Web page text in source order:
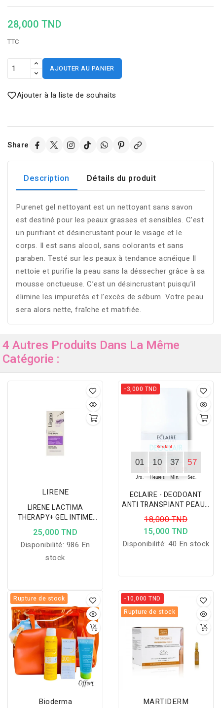
28,000 TND
TTC
AJOUTER AU PANIER
Ajouter à la liste de souhaits
Share
Description Détails du produit
Purenet gel nettoyant est un nettoyant sans savon
est destiné pour les peaux grasses et sensibles. C’est
un purifiant et désincrustant pour le visage et le
corps. Il est sans alcool, sans colorants et sans
paraben. Testé sur les peaux à tendance acnéique Il
nettoie et purifie la peau sans la déssecher grâce à sa
mousse onctueuse. C’est un désincrustant puisqu’il
élimine les impuretés et l’excès de sébum. Votre peau
sera alors nette, fraîche et matifiée.
4 Autres Produits Dans La Même
Catégorie :
LIRENE
LIRENE LACTIMA
THERAPY+ GEL INTIME
300ML
25,000 TND
Disponibilité: 986 En
stock
Restant :
01
Jrs.
10
Heures
37
Min.
57
Sec.
: :
-3,000 TND
ECLAIRE - DEODOANT
ANTI TRANSPIANT PEAUX
SENSIBLES 50ML
18,000 TND
15,000 TND
Disponibilité: 40 En stock
Rupture de stock
Bioderma
-10,000 TND
Rupture de stock
MARTIDERM